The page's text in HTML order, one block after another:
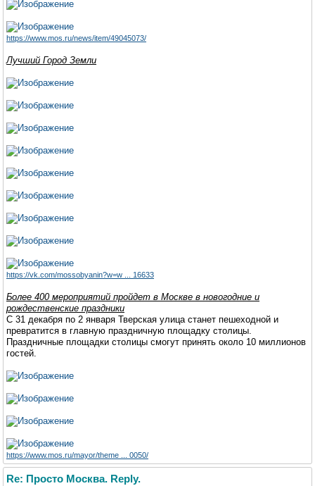
https://www.mos.ru/news/item/49045073/
Лучший Город Земли
https://vk.com/mossobyanin?w=w ... 16633
Более 400 мероприятий пройдет в Москве в новогодние и
рождественские праздники
С 31 декабря по 2 января Тверская улица станет пешеходной и
превратится в главную праздничную площадку столицы.
Праздничные площадки столицы смогут принять около 10 миллионов
гостей.
https://www.mos.ru/mayor/theme ... 0050/
Re: Просто Москва. Reply.